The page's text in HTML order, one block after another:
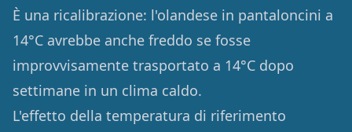
È una ricalibrazione: l'olandese in pantaloncini a
14°C avrebbe anche freddo se fosse
improvvisamente trasportato a 14°C dopo
settimane in un clima caldo.
L'effetto della temperatura di riferimento